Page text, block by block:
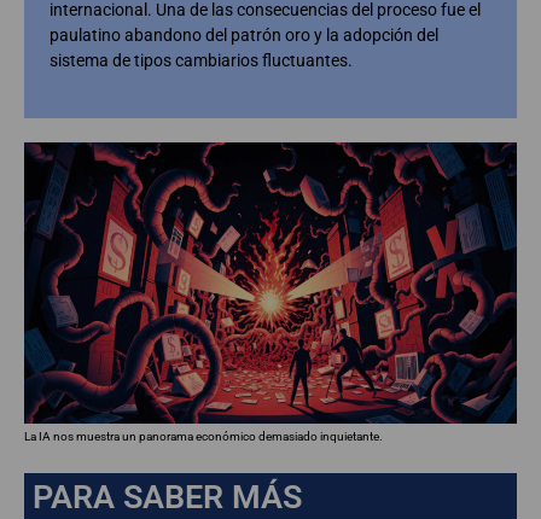
internacional. Una de las consecuencias del proceso fue el
paulatino abandono del patrón oro y la adopción del
sistema de tipos cambiarios fluctuantes.
La IA nos muestra un panorama económico demasiado inquietante.
PARA SABER MÁS